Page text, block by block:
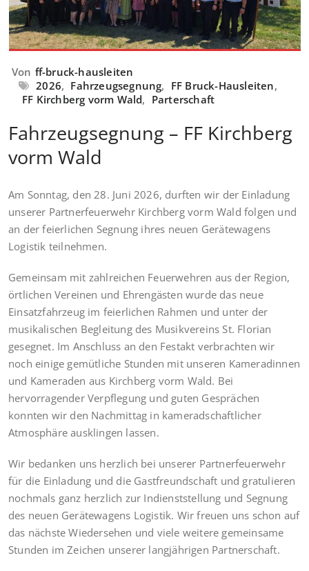
Von ff-bruck-hausleiten
2026, Fahrzeugsegnung, FF Bruck-Hausleiten,
FF Kirchberg vorm Wald, Parterschaft
Fahrzeugsegnung – FF Kirchberg
vorm Wald
Am Sonntag, den 28. Juni 2026, durften wir der Einladung
unserer Partnerfeuerwehr Kirchberg vorm Wald folgen und
an der feierlichen Segnung ihres neuen Gerätewagens
Logistik teilnehmen.
Gemeinsam mit zahlreichen Feuerwehren aus der Region,
örtlichen Vereinen und Ehrengästen wurde das neue
Einsatzfahrzeug im feierlichen Rahmen und unter der
musikalischen Begleitung des Musikvereins St. Florian
gesegnet. Im Anschluss an den Festakt verbrachten wir
noch einige gemütliche Stunden mit unseren Kameradinnen
und Kameraden aus Kirchberg vorm Wald. Bei
hervorragender Verpflegung und guten Gesprächen
konnten wir den Nachmittag in kameradschaftlicher
Atmosphäre ausklingen lassen.
Wir bedanken uns herzlich bei unserer Partnerfeuerwehr
für die Einladung und die Gastfreundschaft und gratulieren
nochmals ganz herzlich zur Indienststellung und Segnung
des neuen Gerätewagens Logistik. Wir freuen uns schon auf
das nächste Wiedersehen und viele weitere gemeinsame
Stunden im Zeichen unserer langjährigen Partnerschaft.